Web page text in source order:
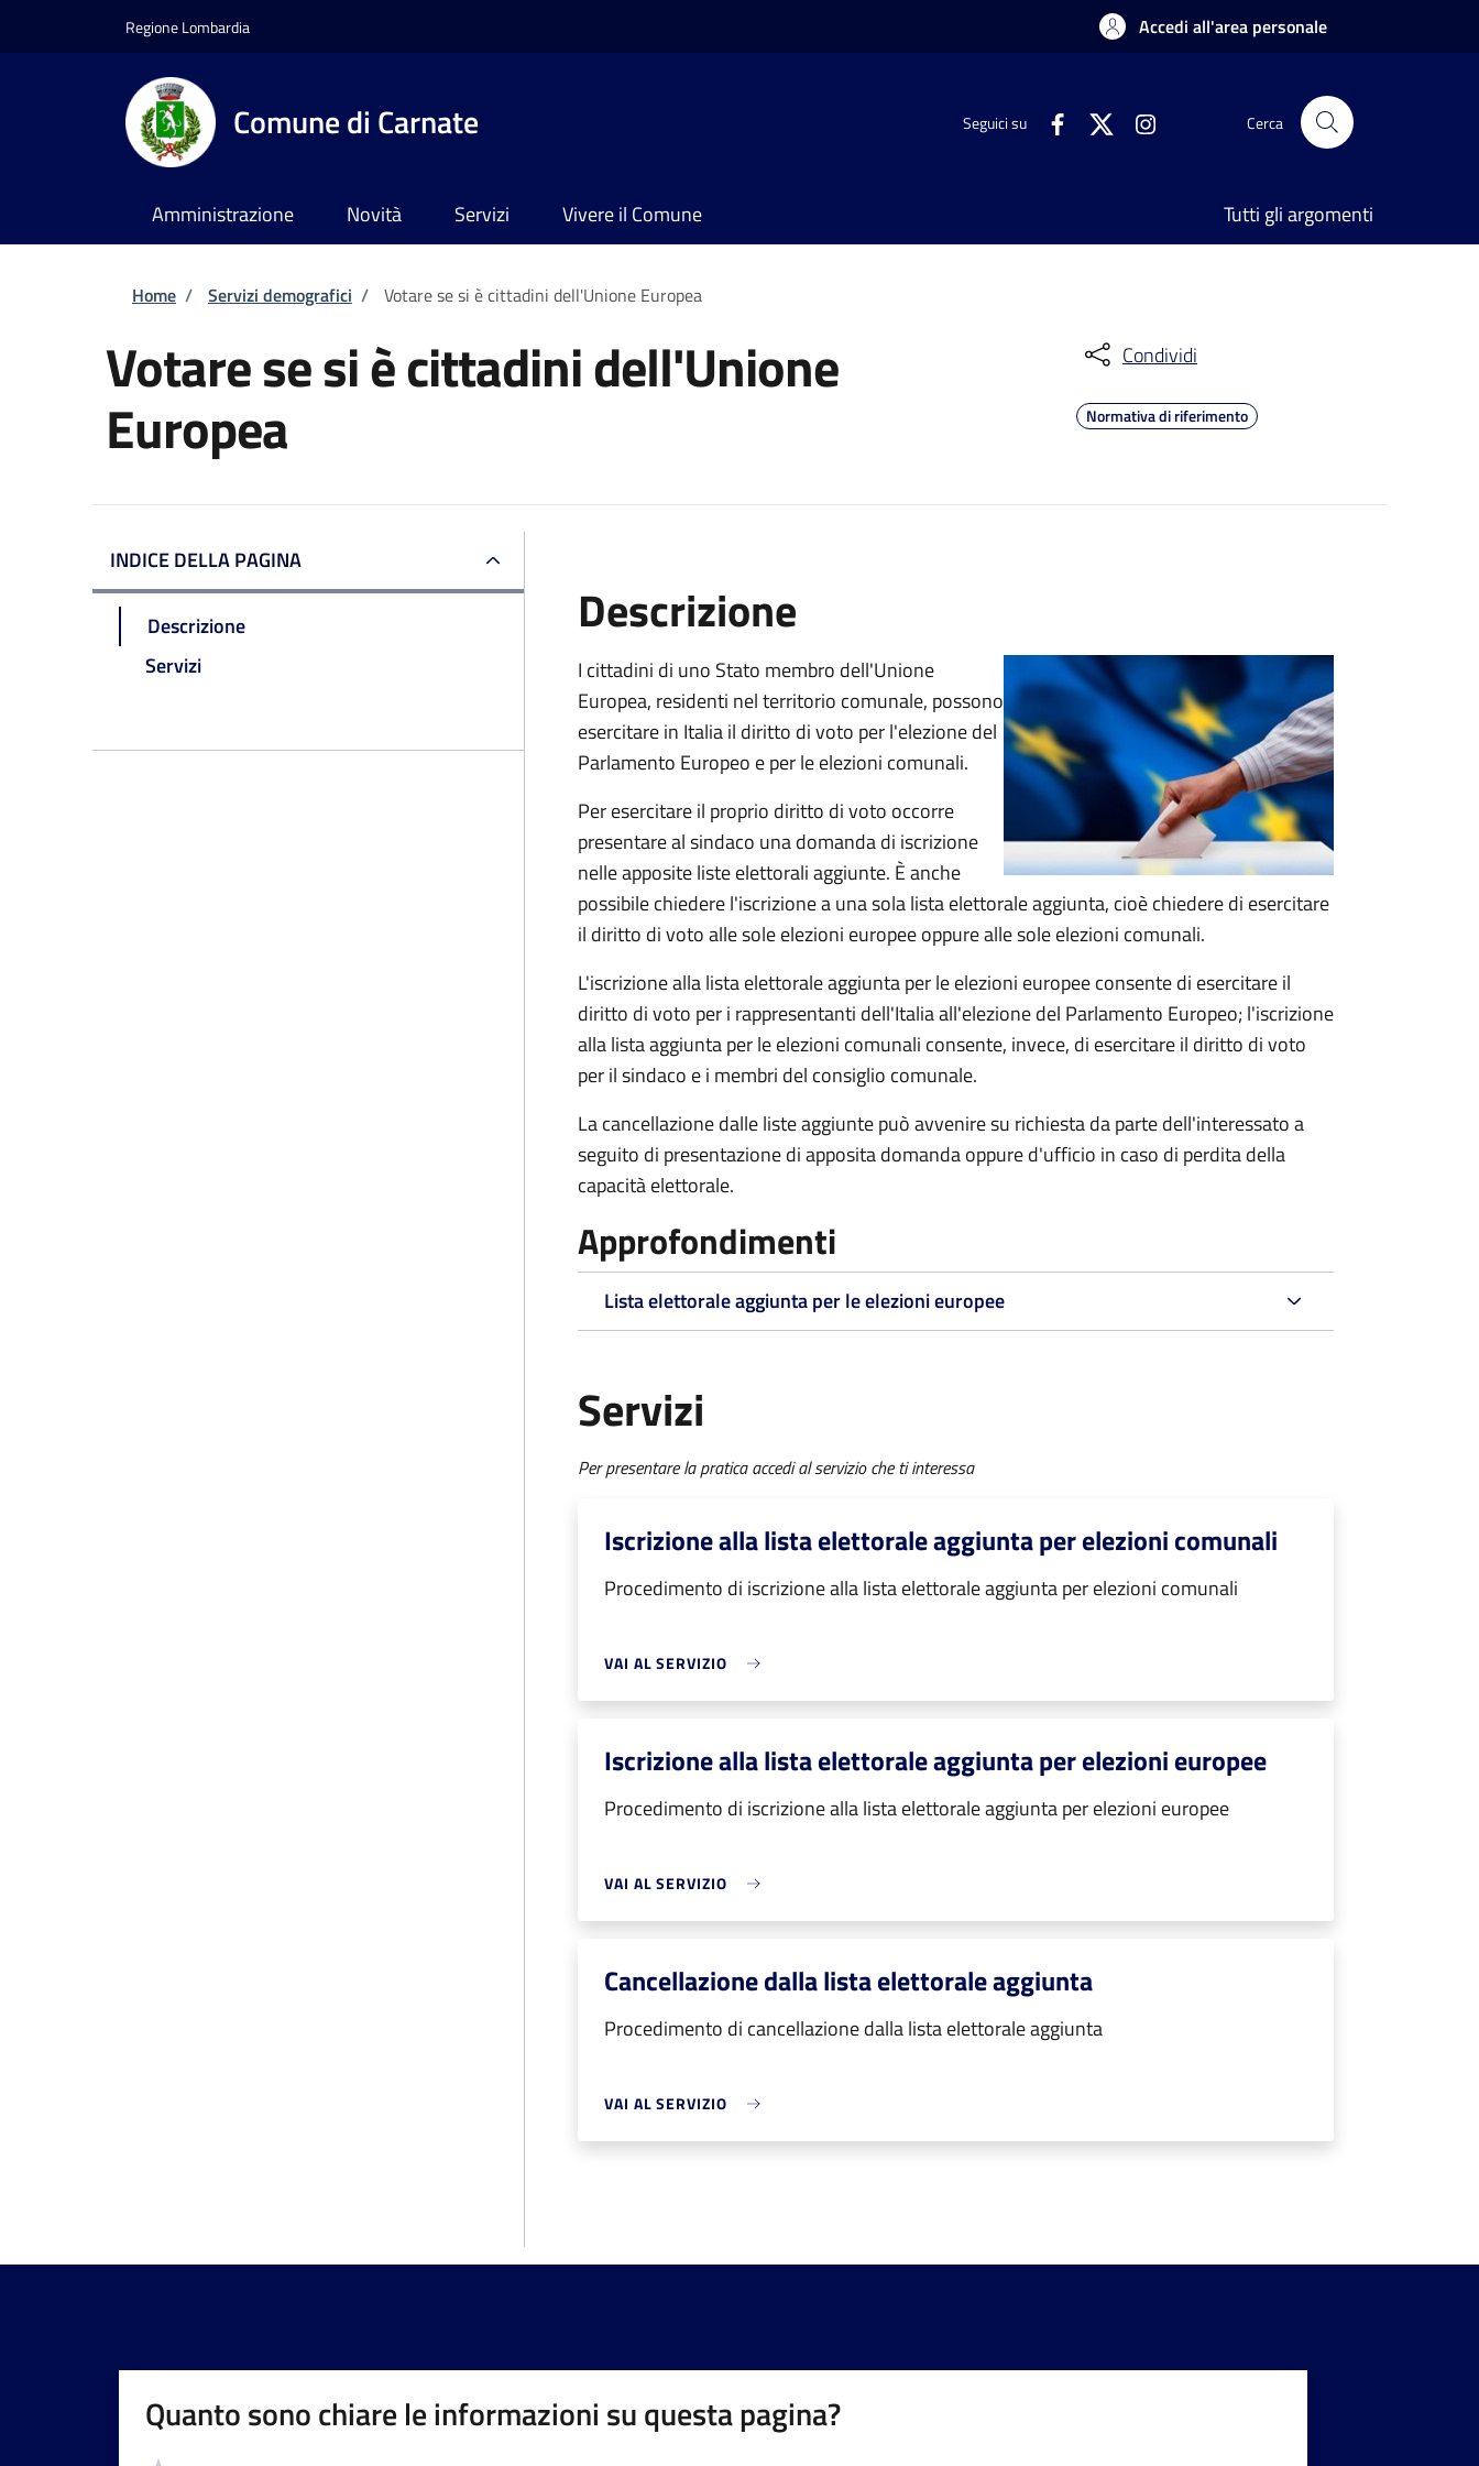
Regione Lombardia Accedi all'area personale
Comune di Carnate Seguici su Cerca
Amministrazione Novità Servizi Vivere il Comune Tutti gli argomenti
Briciole di pane
Home / Servizi demografici / Votare se si è cittadini dell'Unione Europea
Votare se si è cittadini dell'Unione
Europea
Condividi
Normativa di riferimento
INDICE DELLA PAGINA
Descrizione
Servizi
Descrizione
I cittadini di uno Stato membro dell'Unione
Europea, residenti nel territorio comunale, possono
esercitare in Italia il diritto di voto per l'elezione del
Parlamento Europeo e per le elezioni comunali.
Per esercitare il proprio diritto di voto occorre
presentare al sindaco una domanda di iscrizione
nelle apposite liste elettorali aggiunte. È anche
possibile chiedere l'iscrizione a una sola lista elettorale aggiunta, cioè chiedere di esercitare
il diritto di voto alle sole elezioni europee oppure alle sole elezioni comunali.
L'iscrizione alla lista elettorale aggiunta per le elezioni europee consente di esercitare il
diritto di voto per i rappresentanti dell'Italia all'elezione del Parlamento Europeo; l'iscrizione
alla lista aggiunta per le elezioni comunali consente, invece, di esercitare il diritto di voto
per il sindaco e i membri del consiglio comunale.
La cancellazione dalle liste aggiunte può avvenire su richiesta da parte dell'interessato a
seguito di presentazione di apposita domanda oppure d'ufficio in caso di perdita della
capacità elettorale.
Approfondimenti
Lista elettorale aggiunta per le elezioni europee
Servizi
Per presentare la pratica accedi al servizio che ti interessa
Iscrizione alla lista elettorale aggiunta per elezioni comunali
Procedimento di iscrizione alla lista elettorale aggiunta per elezioni comunali
VAI AL SERVIZIO
Iscrizione alla lista elettorale aggiunta per elezioni europee
Procedimento di iscrizione alla lista elettorale aggiunta per elezioni europee
VAI AL SERVIZIO
Cancellazione dalla lista elettorale aggiunta
Procedimento di cancellazione dalla lista elettorale aggiunta
VAI AL SERVIZIO
Quanto sono chiare le informazioni su questa pagina?
Valutazione